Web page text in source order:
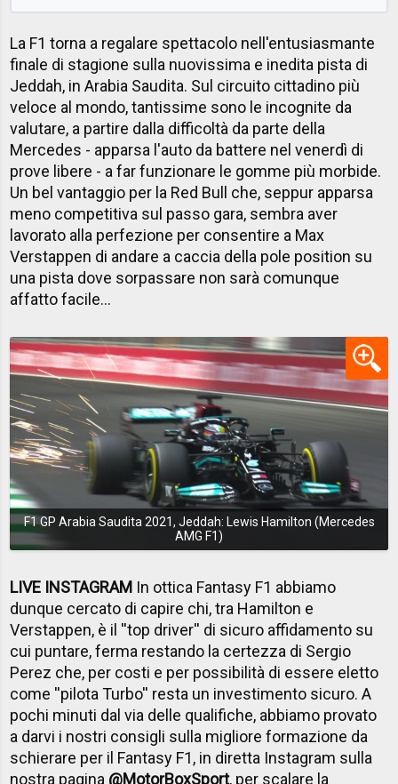
La F1 torna a regalare spettacolo nell'entusiasmante
finale di stagione sulla nuovissima e inedita pista di
Jeddah, in Arabia Saudita. Sul circuito cittadino più
veloce al mondo, tantissime sono le incognite da
valutare, a partire dalla difficoltà da parte della
Mercedes - apparsa l'auto da battere nel venerdì di
prove libere - a far funzionare le gomme più morbide.
Un bel vantaggio per la Red Bull che, seppur apparsa
meno competitiva sul passo gara, sembra aver
lavorato alla perfezione per consentire a Max
Verstappen di andare a caccia della pole position su
una pista dove sorpassare non sarà comunque
affatto facile...
F1 GP Arabia Saudita 2021, Jeddah: Lewis Hamilton (Mercedes
AMG F1)
LIVE INSTAGRAM In ottica Fantasy F1 abbiamo
dunque cercato di capire chi, tra Hamilton e
Verstappen, è il ''top driver'' di sicuro affidamento su
cui puntare, ferma restando la certezza di Sergio
Perez che, per costi e per possibilità di essere eletto
come ''pilota Turbo'' resta un investimento sicuro. A
pochi minuti dal via delle qualifiche, abbiamo provato
a darvi i nostri consigli sulla migliore formazione da
schierare per il Fantasy F1, in diretta Instagram sulla
nostra pagina @MotorBoxSport, per scalare la